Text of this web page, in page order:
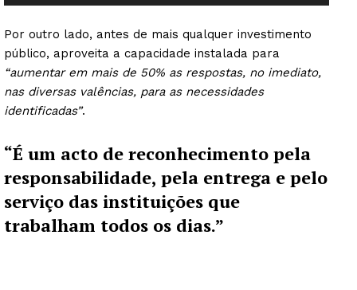
Por outro lado, antes de mais qualquer investimento
público, aproveita a capacidade instalada para
“aumentar em mais de 50% as respostas, no imediato,
nas diversas valências, para as necessidades
identificadas”.
“É um acto de reconhecimento pela
responsabilidade, pela entrega e pelo
serviço das instituições que
trabalham todos os dias.”